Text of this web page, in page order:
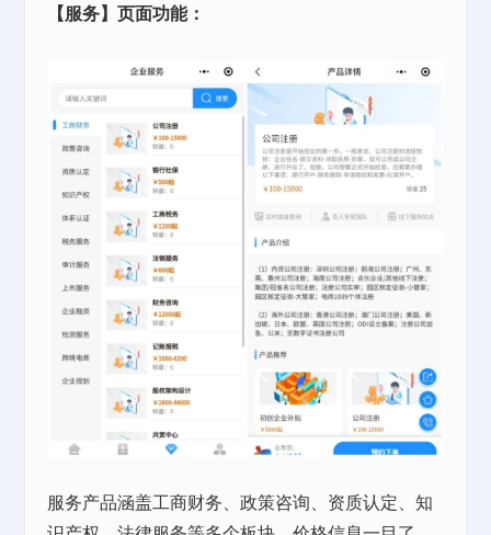
【服务】页面功能：
服务产品涵盖工商财务、政策咨询、资质认定、知